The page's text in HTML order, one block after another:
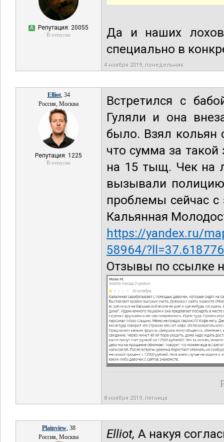
А Репутация: 20055
В отпуске
Да и наших
специально в
4 ноября 2019, понедельник
Elliot, 34
Россия, Москва
Репутация: 1225
В отпуске
Встретился с
Гуляли и она
было. Взял кольян
что сумма за
на 15 тыщ. Чек на
вызывали
проблемы сейчас
Кальянная
https://yandex.ru/
58964/
Отзывы по ссылке
8 ноября 2019, пятница
Plainview, 38
Россия, Москва
Elliot, А накуя